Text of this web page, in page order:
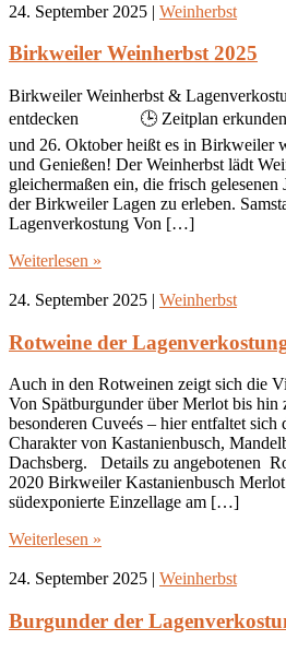
24. September 2025 | Weinherbst
Birkweiler Weinherbst 2025
Birkweiler Weinherbst &
entdecken 🕒 Zeitplan erkunden
und 26. Oktober heißt es in Birkweiler
und Genießen! Der Weinherbst lädt
gleichermaßen ein, die frisch
der Birkweiler Lagen zu erleben.
Lagenverkostung Von […]
Weiterlesen »
24. September 2025 | Weinherbst
Rotweine der
Auch in den Rotweinen zeigt sich die
Von Spätburgunder über Merlot bis hin
besonderen Cuveés – hier entfaltet sich
Charakter von Kastanienbusch,
Dachsberg. Details zu angebotenen
2020 Birkweiler Kastanienbusch
südexponierte Einzellage am […]
Weiterlesen »
24. September 2025 | Weinherbst
Burgunder der